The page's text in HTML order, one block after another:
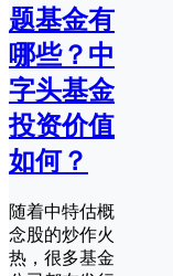
题基金有
哪些？中
字头基金
投资价值
如何？
随着中特估概
念股的炒作火
热，很多基金